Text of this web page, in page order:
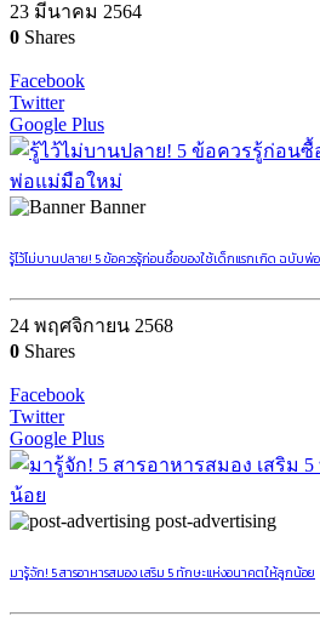
23 มีนาคม 2564
0 Shares
Facebook
Twitter
Google Plus
Banner
รู้ไว้ไม่บานปลาย! 5 ข้อควรรู้ก่อนซื้อของใช้เด็กแรกเกิด ฉบับพ่
24 พฤศจิกายน 2568
0 Shares
Facebook
Twitter
Google Plus
post-advertising
มารู้จัก! 5 สารอาหารสมอง เสริม 5 ทักษะแห่งอนาคตให้ลูกน้อย